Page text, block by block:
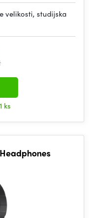
velikosti, studijska
1 ks